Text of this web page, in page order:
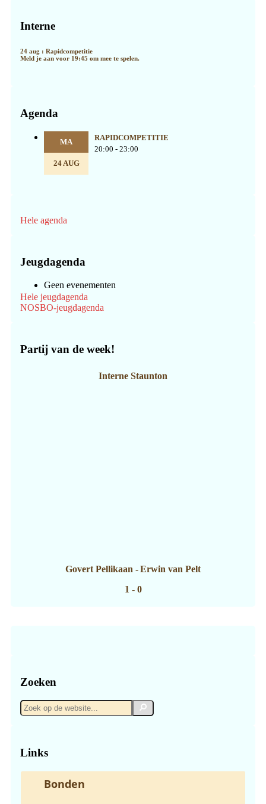
Sidebar
Interne
24 aug : Rapidcompetitie
Meld je aan voor 19:45 om mee te spelen.
Agenda
MA
24 AUG
RAPIDCOMPETITIE
20:00 - 23:00
Hele agenda
Jeugdagenda
Geen evenementen
Hele jeugdagenda
NOSBO-jeugdagenda
Partij van de week!
Interne Staunton
Govert Pellikaan - Erwin van Pelt
1 - 0
Zoeken
Zoek
op
Zoek
Links
Bonden